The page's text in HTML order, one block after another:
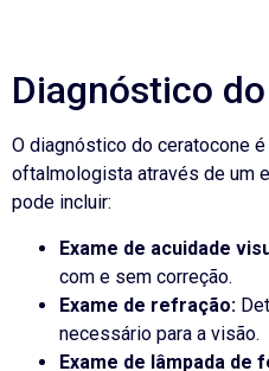
Diagnóstico
O diagnóstico do ceratocone
oftalmologista através de um
pode incluir:
Exame de acuidade
com e sem correção.
Exame de refração:
necessário para a visão.
Exame de lâmpada de